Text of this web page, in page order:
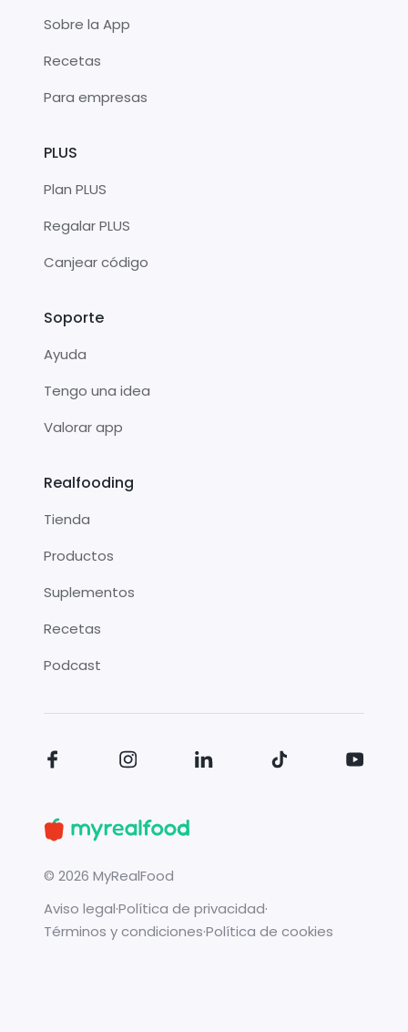
Sobre la App
Recetas
Para empresas
PLUS
Plan PLUS
Regalar PLUS
Canjear código
Soporte
Ayuda
Tengo una idea
Valorar app
Realfooding
Tienda
Productos
Suplementos
Recetas
Podcast
© 2026 MyRealFood
Aviso legal·Política de privacidad·
Términos y condiciones·Política de cookies